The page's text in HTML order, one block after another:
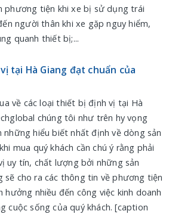
phương tiện khi xe bị sử dụng trái
người thân khi xe gặp nguy hiểm,
quanh thiết bị;...
tại Hà Giang đạt chuẩn của
về các loại thiết bị định vị tại Hà
chúng tôi như trên hy vọng
những hiểu biết nhất định về dòng sản
mua quý khách cần chú ý rằng phải
uy tín, chất lượng bởi những sản
sẽ cho ra các thông tin về phương tiện
hưởng nhiều đến công việc kinh doanh
cuộc sống của quý khách. [caption